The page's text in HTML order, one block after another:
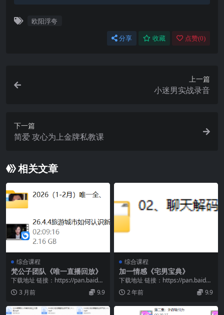
欧阳浮夸
分享 收藏 点赞(0)
上一篇
小迷男实战录音
下一篇
简爱 攻心为上金牌私教课
相关文章
综合课程
梵公子团队《唯一直播回放》
下载地址 链接：https://pan.baidu.
com/s/1ISeMDzR...
3 月前 9.9
综合课程
加一情感《宅男宝典》
下载地址 链接：https://pan.baidu.
com/s/1ruYucub...
2 年前 9.9